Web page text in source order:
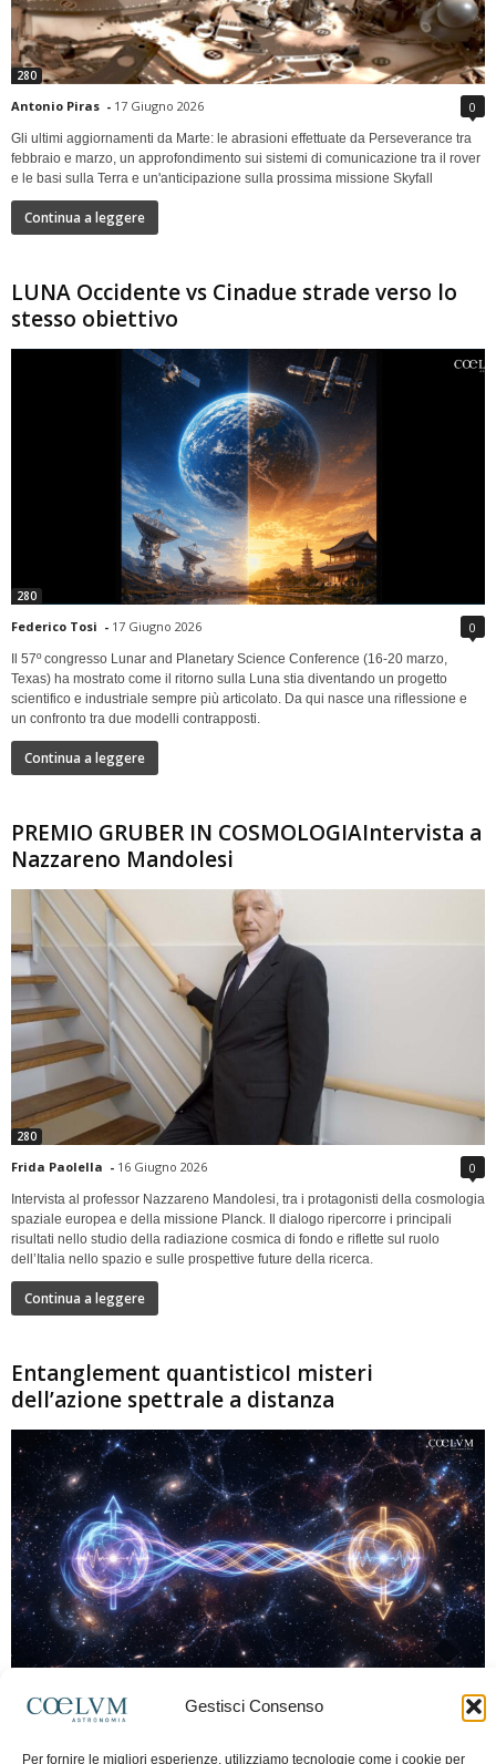
Gestisci Consenso
Per fornire le migliori esperienze, utilizziamo tecnologie come i cookie per
280
Antonio Piras - 17 Giugno 2026 0
Gli ultimi aggiornamenti da Marte: le abrasioni effettuate da Perseverance tra
febbraio e marzo, un approfondimento sui sistemi di comunicazione tra il rover
e le basi sulla Terra e un'anticipazione sulla prossima missione Skyfall
Continua a leggere
LUNA Occidente vs Cinadue strade verso lo
stesso obiettivo
280
Federico Tosi - 17 Giugno 2026 0
Il 57º congresso Lunar and Planetary Science Conference (16-20 marzo,
Texas) ha mostrato come il ritorno sulla Luna stia diventando un progetto
scientifico e industriale sempre più articolato. Da qui nasce una riflessione e
un confronto tra due modelli contrapposti.
Continua a leggere
PREMIO GRUBER IN COSMOLOGIAIntervista a
Nazzareno Mandolesi
280
Frida Paolella - 16 Giugno 2026 0
Intervista al professor Nazzareno Mandolesi, tra i protagonisti della cosmologia
spaziale europea e della missione Planck. Il dialogo ripercorre i principali
risultati nello studio della radiazione cosmica di fondo e riflette sul ruolo
dell’Italia nello spazio e sulle prospettive future della ricerca.
Continua a leggere
Entanglement quantisticoI misteri
dell’azione spettrale a distanza
Marco Lorrai - 15 Giugno 2026 0
moderna: due particelle possono mostrare correlazioni che sembrano ignorare